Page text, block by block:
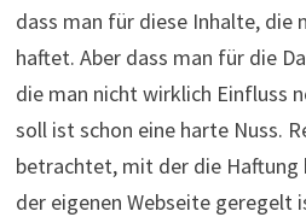
dass man für diese Inhalte, die
haftet. Aber dass man für die
die man nicht wirklich Einfluss
soll ist schon eine harte Nuss.
betrachtet, mit der die Haftung
der eigenen Webseite geregelt